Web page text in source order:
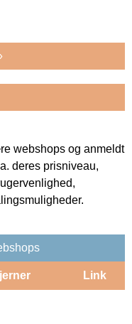
webshops og anmeldt
deres prisniveau,
Link